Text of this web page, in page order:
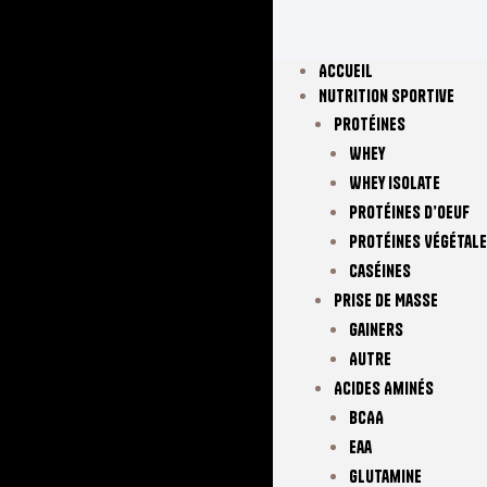
Accueil
Nutrition Sportive
Protéines
Whey
Whey Isolate
Protéines D’oeuf
Protéines
Caséines
Prise De Masse
Gainers
Autre
Acides Aminés
BCAA
Eaa
Glutamine